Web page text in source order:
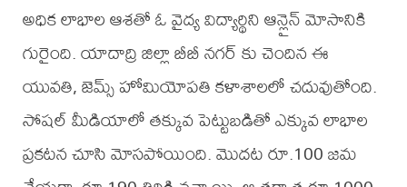
అధిక లాభాల ఆశతో ఓ వైద్య విద్యార్థిని ఆన్లైన్ మోసానికి
గురైంది. యాదాద్రి జిల్లా బీబీ నగర్ కు చెందిన ఈ
యువతి, జెమ్స్ హోమియోపతి కళాశాలలో చదువుతోంది.
సోషల్ మీడియాలో తక్కువ పెట్టుబడితో ఎక్కువ లాభాల
ప్రకటన చూసి మోసపోయింది. మొదట రూ.100 జమ